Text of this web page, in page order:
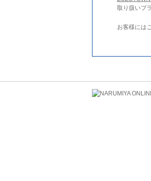
取り扱いブ
お客様には